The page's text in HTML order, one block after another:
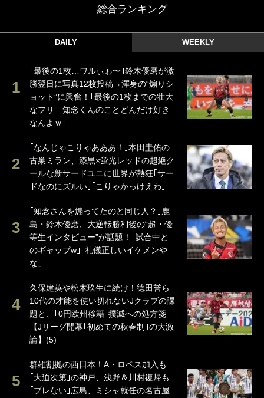
総合ランキング
DAILY WEEKLY
｢最後の1枚…ワルぃゎ〜｣鈴木優磨が激
勝翌日に写真12枚投稿→渾身の“煽りシ
ョット”に興奮！｢最後の1枚までの壮大
なフリ｣｢知念くんのことどんだけ好き
なんよｗ｣
｢なんじゃこりゃあああ！｣本田圭佑の
古巣ミラン、漆黒×蛍光レッドの超絶ク
ールな新サードユニに世界が熱狂｢サー
ドなのにズルい｣｢こりゃかっけえわ｣
｢知念さんを煽ってたのと同じ人？｣鹿
島・鈴木優磨、大逆転勝利後の“超・優
等生インタビュー”が話題！｢試合中と
のギャップw｣｢礼儀正しいイケメンや
な」
久保建英や松木玖生に続け！徳田誉ら
10代の才能を使い切れないJクラブの課
題と、｢0円欧州移籍｣撲滅への処方箋
【Jリーグ開幕｢初めての秋春制｣の大激
論】(5)
群雄割拠の西日本！A・ロペス加入も
｢大迫次第｣の神戸、浅野＆川村復帰も
｢ブレない｣広島、ミシャ就任の名古屋